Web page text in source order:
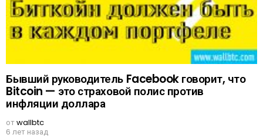
Бывший руководитель Facebook говорит, что
Bitcoin — это страховой полис против
инфляции доллара
отwallbtc
6 лет назад